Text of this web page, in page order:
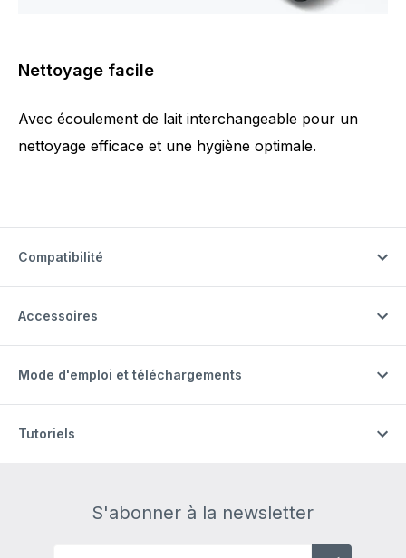
Nettoyage facile
Avec écoulement de lait interchangeable pour un
nettoyage efficace et une hygiène optimale.
Compatibilité
Accessoires
Mode d'emploi et téléchargements
Tutoriels
S'abonner à la newsletter